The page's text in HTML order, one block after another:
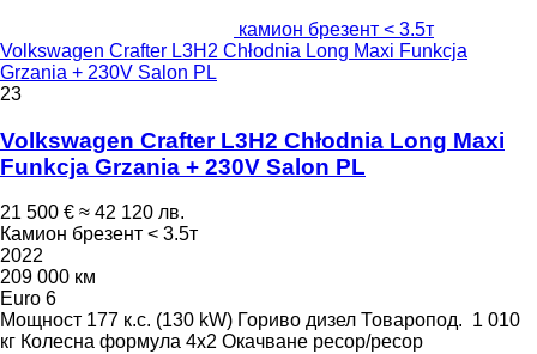
камион брезент < 3.5т
Volkswagen Crafter L3H2 Chłodnia Long Maxi Funkcja
Grzania + 230V Salon PL
23
Volkswagen Crafter L3H2 Chłodnia Long Maxi
Funkcja Grzania + 230V Salon PL
21 500 € ≈ 42 120 лв.
Камион брезент < 3.5т
2022
209 000 км
Euro 6
Мощност 177 к.с. (130 kW) Гориво дизел Товаропод. 1 010
кг Колесна формула 4x2 Окачване ресор/ресор